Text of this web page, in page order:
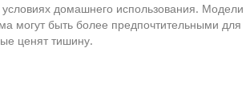
домашнего использования. Модели
могут быть более предпочтительными для
ценят тишину.